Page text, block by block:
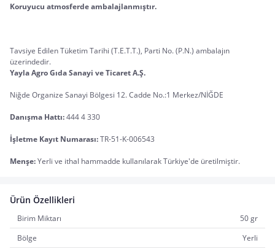
Koruyucu atmosferde ambalajlanmıştır.
Tavsiye Edilen Tüketim Tarihi (T.E.T.T.), Parti No. (P.N.) ambalajın
üzerindedir.
Yayla Agro Gıda Sanayi ve Ticaret A.Ş.
Niğde Organize Sanayi Bölgesi 12. Cadde No.:1 Merkez/NİĞDE
Danışma Hattı: 444 4 330
İşletme Kayıt Numarası: TR-51-K-006543
Menşe: Yerli ve ithal hammadde kullanılarak Türkiye'de üretilmiştir.
Ürün Özellikleri
Birim Miktarı
50 gr
Bölge
Yerli